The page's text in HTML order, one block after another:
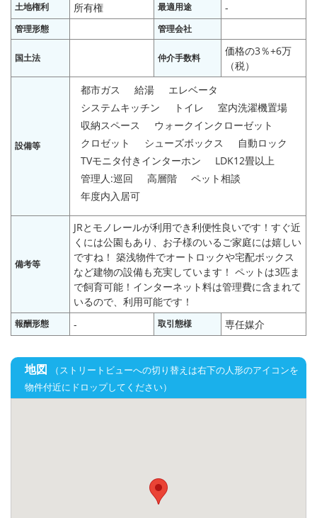
土地権利 所有権 最適用途 -
管理形態 管理会社
国土法 仲介手数料
価格の3％+6万
（税）
設備等
都市ガス 給湯
エレベータ
システムキッチン
トイレ
室内洗濯機置場
収納スペース
ウォークインクローゼット
クロゼット
シューズボックス
自動ロック
TVモニタ付きインターホン
LDK12畳以上
管理人:巡回
高層階
ペット相談
年度内入居可
備考等
JRとモノレールが利用でき利便性良いです！すぐ近
くには公園もあり、お子様のいるご家庭には嬉しい
ですね！ 築浅物件でオートロックや宅配ボックス
など建物の設備も充実しています！ ペットは3匹ま
で飼育可能！インターネット料は管理費に含まれて
いるので、利用可能です！
報酬形態 - 取引態様 専任媒介
地図
（ストリートビューへの切り替えは右下の人形のアイコンを
物件付近にドロップしてください）